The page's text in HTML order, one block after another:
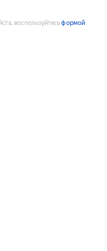
воспользуйтесьформой